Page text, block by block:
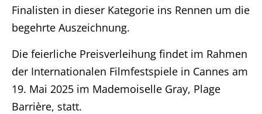
Finalisten in dieser Kategorie ins Rennen um die
begehrte Auszeichnung.
Die feierliche Preisverleihung findet im Rahmen
der Internationalen Filmfestspiele in Cannes am
19. Mai 2025 im Mademoiselle Gray, Plage
Barrière, statt.